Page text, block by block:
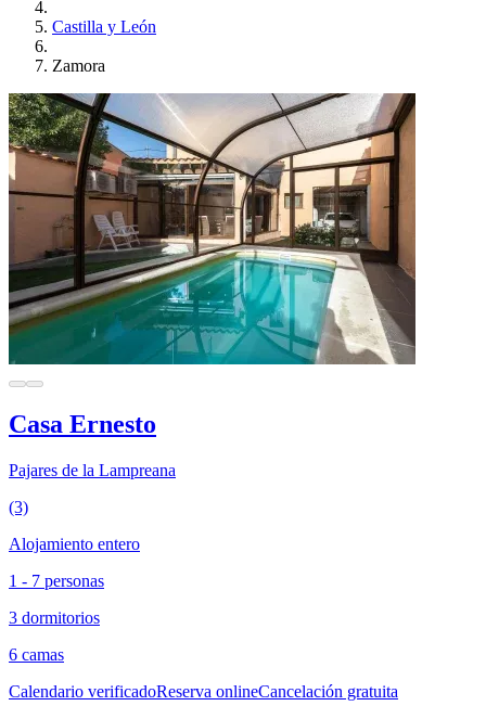
Castilla y León
Zamora
Casa Ernesto
Pajares de la Lampreana
(3)
Alojamiento entero
1 - 7 personas
3 dormitorios
6 camas
Calendario verificadoReserva onlineCancelación gratuita